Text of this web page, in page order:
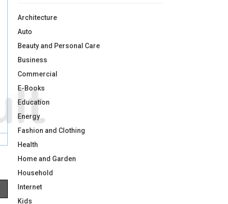
Architecture
Auto
Beauty and Personal Care
Business
Commercial
E-Books
Education
Energy
Fashion and Clothing
Health
Home and Garden
Household
Internet
Kids